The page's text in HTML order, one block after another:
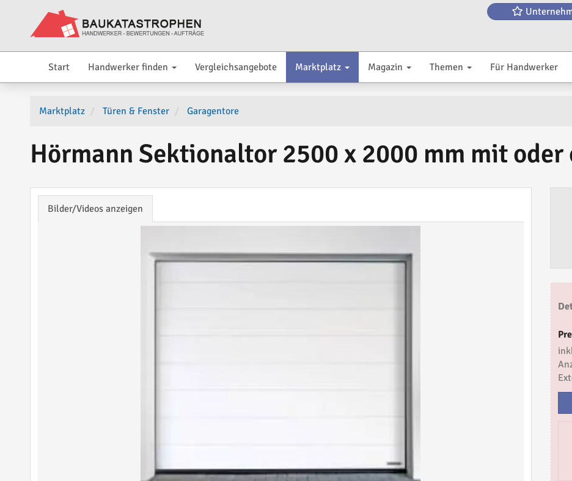
Start Handwerker finden Vergleichsangebote Marktplatz Magazin Themen Für Handwerker
Marktplatz Türen & Fenster Garagentore
Hörmann Sektionaltor 2500 x 2000 mm mit
Bilder/Videos anzeigen